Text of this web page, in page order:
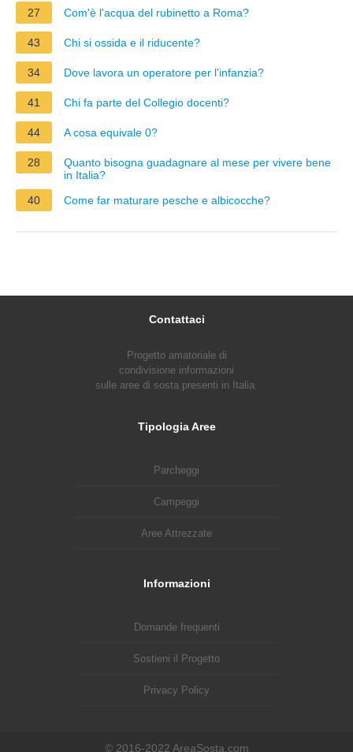
27 Com'è l'acqua del rubinetto a Roma?
43 Chi si ossida e il riducente?
34 Dove lavora un operatore per l'infanzia?
41 Chi fa parte del Collegio docenti?
44 A cosa equivale 0?
28
Quanto bisogna guadagnare al mese per vivere bene
in Italia?
40
Come far maturare pesche e albicocche?
Contattaci
Progetto amatoriale di
condivisione informazioni
sulle aree di sosta presenti in Italia.
Tipologia Aree
Parcheggi
Campeggi
Aree Attrezzate
Informazioni
Domande frequenti
Sostieni il Progetto
Privacy Policy
© 2016-2022 AreaSosta.com